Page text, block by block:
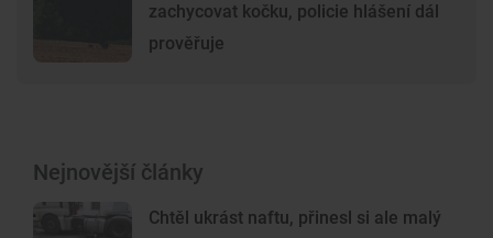
zachycovat kočku, policie hlášení dál
prověřuje
Nejnovější články
Chtěl ukrást naftu, přinesl si ale malý